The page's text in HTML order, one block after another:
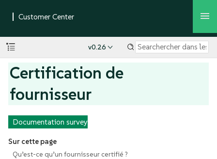
v0.26
Certification de
fournisseur
Documentation survey
Sur cette page
Qu’est-ce qu’un fournisseur certifié ?